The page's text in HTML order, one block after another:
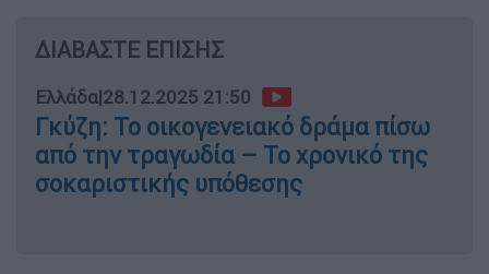
ΔΙΑΒΑΣΤΕ ΕΠΙΣΗΣ
Ελλάδα|28.12.2025 21:50
Γκύζη: Το οικογενειακό δράμα πίσω
από την τραγωδία – Το χρονικό της
σοκαριστικής υπόθεσης